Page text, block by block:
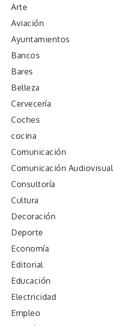
Arte
Aviación
Ayuntamientos
Bancos
Bares
Belleza
Cervecería
Coches
cocina
Comunicación
Comunicación Audiovisual
Consultoría
Cultura
Decoración
Deporte
Economía
Editorial
Educación
Electricidad
Empleo